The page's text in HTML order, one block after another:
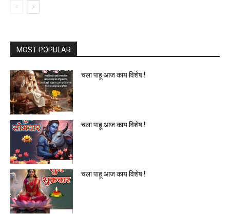
MOST POPULAR
चला पाहू आज काय विशेष !
चला पाहू आज काय विशेष !
चला पाहू आज काय विशेष !